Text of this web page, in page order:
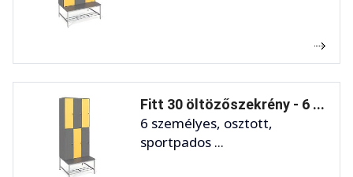
Fitt 30 öltözőszekrény - 6 ...
6 személyes, osztott,
sportpados ...